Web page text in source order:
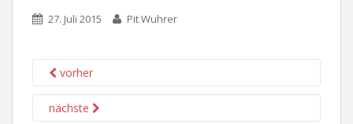
27. Juli 2015 Pit Wuhrer
vorher
nächste